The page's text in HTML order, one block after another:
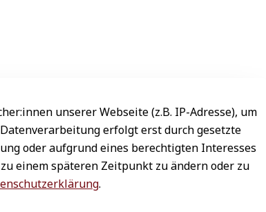
unserer Webseite (z.B. IP-Adresse), um
erfolgt erst durch gesetzte
oder aufgrund eines berechtigten Interesses
einem späteren Zeitpunkt zu ändern oder zu
.